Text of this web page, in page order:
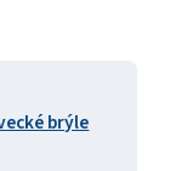
brýle